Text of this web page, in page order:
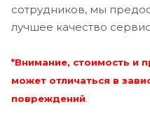
сотрудников, мы
лучшее качество
*Внимание, стоимость и
может отличаться в
повреждений.